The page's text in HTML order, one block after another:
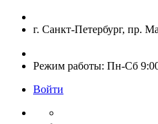
Skip
г. Санкт-Петербург, пр.
Режим работы: Пн-Сб
Войти